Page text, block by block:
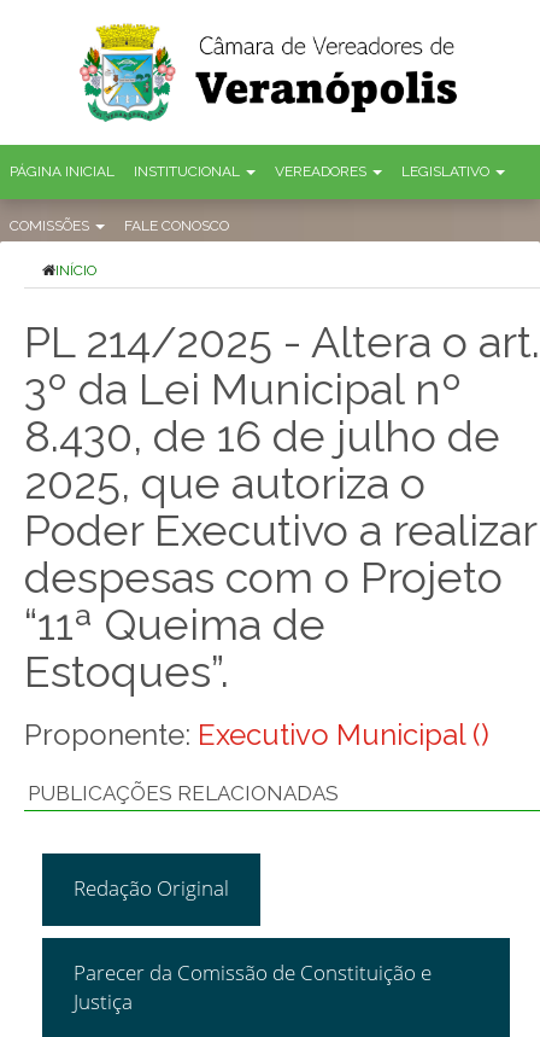
PÁGINA INICIAL INSTITUCIONAL VEREADORES LEGISLATIVO
COMISSÕES FALE CONOSCO
INÍCIO
PL 214/2025 - Altera o art.
3º da Lei Municipal nº
8.430, de 16 de julho de
2025, que autoriza o
Poder Executivo a realizar
despesas com o Projeto
“11ª Queima de
Estoques”.
Proponente: Executivo Municipal ()
PUBLICAÇÕES RELACIONADAS
Redação Original
Parecer da Comissão de Constituição e
Justiça